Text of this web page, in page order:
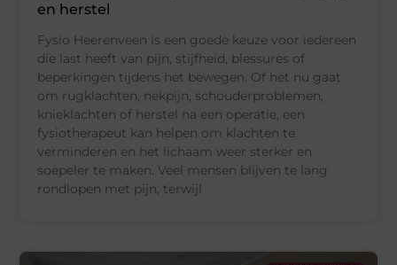
en herstel
Fysio Heerenveen is een goede keuze voor iedereen
die last heeft van pijn, stijfheid, blessures of
beperkingen tijdens het bewegen. Of het nu gaat
om rugklachten, nekpijn, schouderproblemen,
knieklachten of herstel na een operatie, een
fysiotherapeut kan helpen om klachten te
verminderen en het lichaam weer sterker en
soepeler te maken. Veel mensen blijven te lang
rondlopen met pijn, terwijl